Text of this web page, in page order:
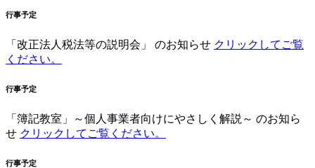
行事予定
「改正法人税法等の説明会」 のお知らせ クリックしてご覧
ください。
行事予定
「簿記教室」 ～個人事業者向けにやさしく解説～ のお知ら
せ クリックしてご覧ください。
行事予定